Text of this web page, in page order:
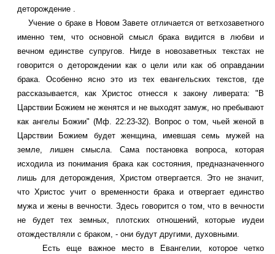
деторождение .
Учение о браке в Новом Завете отличается от ветхозаветного
именно тем, что основной смысл брака видится в любви и
вечном единстве супругов. Нигде в новозаветных текстах не
говорится о деторождении как о цели или как об оправдании
брака. Особенно ясно это из тех евангельских текстов, где
рассказывается, как Христос отнесся к закону ливерата: "В
Царствии Божием не женятся и не выходят замуж, но пребывают
как ангелы Божии" (Мф. 22:23-32). Вопрос о том, чьей женой в
Царствии Божием будет женщина, имевшая семь мужей на
земле, лишен смысла. Сама постановка вопроса, которая
исходила из понимания брака как состояния, предназначенного
лишь для деторождения, Христом отвергается. Это не значит,
что Христос учит о временности брака и отвергает единство
мужа и жены в вечности. Здесь говорится о том, что в вечности
не будет тех земных, плотских отношений, которые иудеи
отождествляли с браком, - они будут другими, духовными.
Есть еще важное место в Евангелии, которое четко